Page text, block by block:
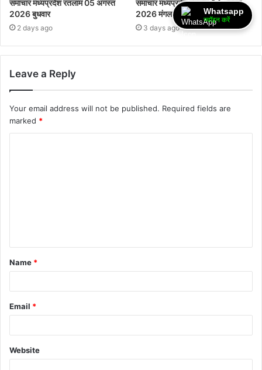
समाचार मध्यप्रदेश रतलाम 05 अगस्त
2026 बुधवार
2 days ago
समाचार मध्यप्रदेश रतलाम 04 अगस्त
2026 मंगलवार
3 days ago
Leave a Reply
Your email address will not be published. Required fields are
marked *
Name *
Email *
Website
Whatsapp
ज्वॉइन करें